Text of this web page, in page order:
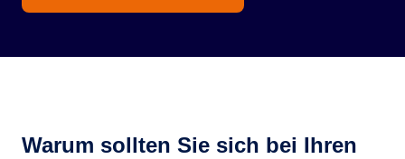
Warum sollten Sie sich bei Ihren